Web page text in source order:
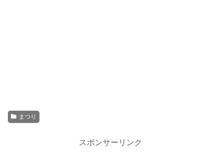
まつり
スポンサーリンク